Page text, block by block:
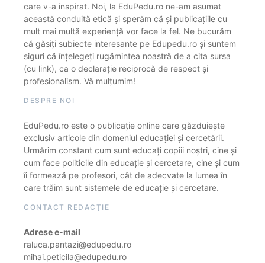
care v-a inspirat. Noi, la EduPedu.ro ne-am asumat
această conduită etică și sperăm că și publicațiile cu
mult mai multă experiență vor face la fel. Ne bucurăm
că găsiți subiecte interesante pe Edupedu.ro și suntem
siguri că înțelegeți rugămintea noastră de a cita sursa
(cu link), ca o declarație reciprocă de respect și
profesionalism. Vă mulțumim!
DESPRE NOI
EduPedu.ro este o publicație online care găzduiește
exclusiv articole din domeniul educației și cercetării.
Urmărim constant cum sunt educați copiii noștri, cine și
cum face politicile din educație și cercetare, cine și cum
îi formează pe profesori, cât de adecvate la lumea în
care trăim sunt sistemele de educație și cercetare.
CONTACT REDACȚIE
Adrese e-mail
raluca.pantazi@edupedu.ro
mihai.peticila@edupedu.ro